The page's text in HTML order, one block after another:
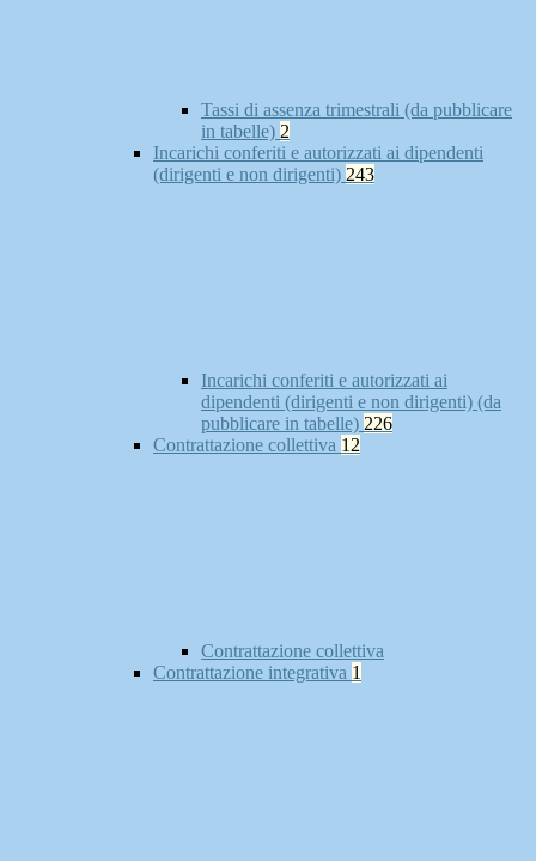
Tassi di assenza trimestrali (da pubblicare
in tabelle) 2
Incarichi conferiti e autorizzati ai dipendenti
(dirigenti e non dirigenti) 243
Incarichi conferiti e autorizzati ai
dipendenti (dirigenti e non dirigenti) (da
pubblicare in tabelle) 226
Contrattazione collettiva 12
Contrattazione collettiva
Contrattazione integrativa 1